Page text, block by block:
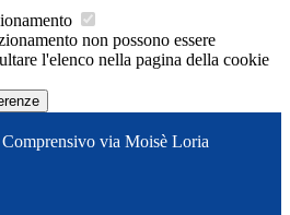
non possono essere
l'elenco nella pagina della cookie
via Moisè Loria